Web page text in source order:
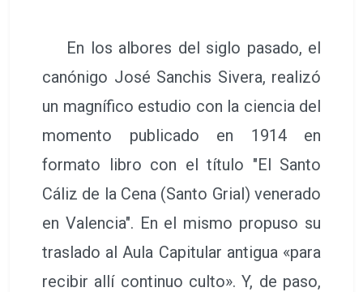
En los albores del siglo pasado, el
canónigo José Sanchis Sivera, realizó
un magnífico estudio con la ciencia del
momento publicado en 1914 en
formato libro con el título "El Santo
Cáliz de la Cena (Santo Grial) venerado
en Valencia". En el mismo propuso su
traslado al Aula Capitular antigua «para
recibir allí continuo culto». Y, de paso,